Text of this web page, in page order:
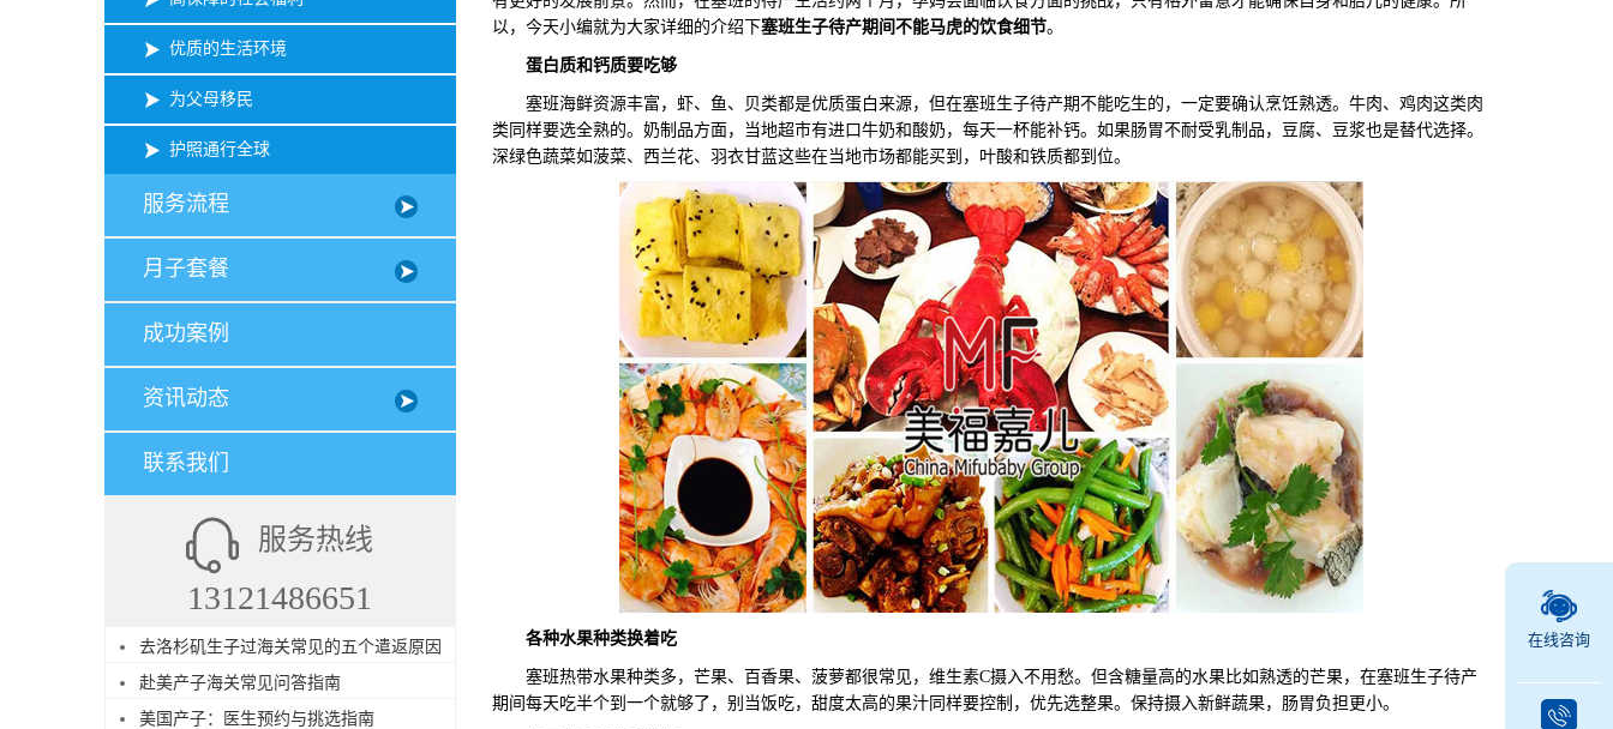
优质的生活环境
为父母移民
护照通行全球
服务流程
月子套餐
成功案例
资讯动态
联系我们
服务热线
13121486651
去洛杉矶生子过海关常见的五个遣返原因
赴美产子海关常见问答指南
美国产子：医生预约与挑选指南
以，今天小编就为大家详细的介绍下塞班生子待产期间不能马虎的饮食细节。
蛋白质和钙质要吃够
塞班海鲜资源丰富，虾、鱼、贝类都是优质蛋白来源，但在塞班生子待产期不能吃生的，一定要确认烹饪熟透。牛肉、鸡肉这类肉
类同样要选全熟的。奶制品方面，当地超市有进口牛奶和酸奶，每天一杯能补钙。如果肠胃不耐受乳制品，豆腐、豆浆也是替代选择。
深绿色蔬菜如菠菜、西兰花、羽衣甘蓝这些在当地市场都能买到，叶酸和铁质都到位。
各种水果种类换着吃
塞班热带水果种类多，芒果、百香果、菠萝都很常见，维生素C摄入不用愁。但含糖量高的水果比如熟透的芒果，在塞班生子待产
期间每天吃半个到一个就够了，别当饭吃，甜度太高的果汁同样要控制，优先选整果。保持摄入新鲜蔬果，肠胃负担更小。
在线咨询